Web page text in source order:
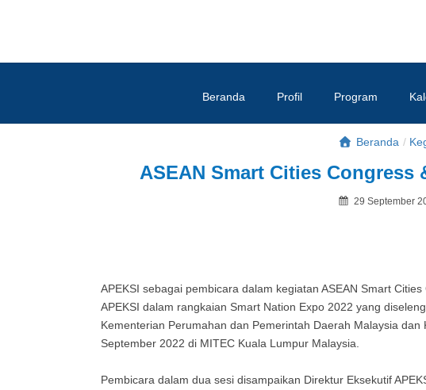
Beranda Profil Program
Beranda /
ASEAN Smart Cities Congress
Posted
29 September
APEKSI sebagai pembicara dalam kegiatan ASEAN Smart
APEKSI dalam rangkaian Smart Nation Expo 2022 yang
Kementerian Perumahan dan Pemerintah Daerah Malaysia
September 2022 di MITEC Kuala Lumpur Malaysia.
Pembicara dalam dua sesi disampaikan Direktur Eksekutif